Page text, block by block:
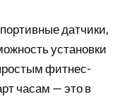
датчики,
установки
фитнес-
часам — это в